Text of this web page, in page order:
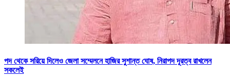
পদ থেকে সরিয়ে দিলেও জেলা সম্মেলনে হাজির সুশান্ত ঘোষ, নিরাপদ দূরত্ব রাখলেন
সকলেই